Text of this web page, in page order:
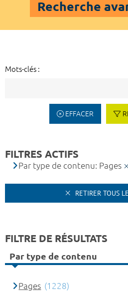
Recherche
Mots-clés :
EFFACER
FILTRES ACTIFS
Par type de contenu: Pages
RETIRER TOUS
FILTRE DE RÉSULTATS
Par type de contenu
Pages (1228)